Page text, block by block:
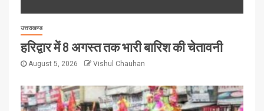
उत्तराखण्ड
हरिद्वार में 8 अगस्त तक भारी बारिश की चेतावनी
August 5, 2026 Vishul Chauhan